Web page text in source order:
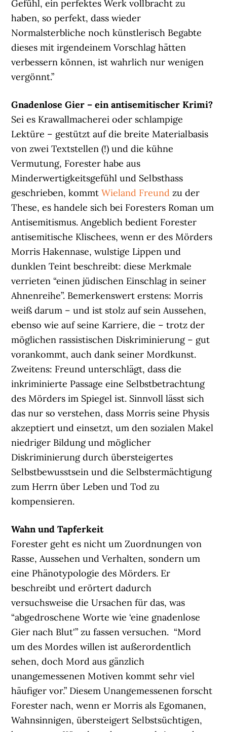
Gefühl, ein perfektes Werk vollbracht zu
haben, so perfekt, dass wieder
Normalsterbliche noch künstlerisch Begabte
dieses mit irgendeinem Vorschlag hätten
verbessern können, ist wahrlich nur wenigen
vergönnt.”
Gnadenlose Gier – ein antisemitischer Krimi?
Sei es Krawallmacherei oder schlampige
Lektüre – gestützt auf die breite Materialbasis
von zwei Textstellen (!) und die kühne
Vermutung, Forester habe aus
Minderwertigkeitsgefühl und Selbsthass
geschrieben, kommtWieland Freund zu der
These, es handele sich bei Foresters Roman um
Antisemitismus. Angeblich bedient Forester
antisemitische Klischees, wenn er des Mörders
Morris Hakennase, wulstige Lippen und
dunklen Teint beschreibt: diese Merkmale
verrieten “einen jüdischen Einschlag in seiner
Ahnenreihe”. Bemerkenswert erstens: Morris
weiß darum – und ist stolz auf sein Aussehen,
ebenso wie auf seine Karriere, die – trotz der
möglichen rassistischen Diskriminierung – gut
vorankommt, auch dank seiner Mordkunst.
Zweitens: Freund unterschlägt, dass die
inkriminierte Passage eine Selbstbetrachtung
des Mörders im Spiegel ist. Sinnvoll lässt sich
das nur so verstehen, dass Morris seine Physis
akzeptiert und einsetzt, um den sozialen Makel
niedriger Bildung und möglicher
Diskriminierung durch übersteigertes
Selbstbewusstsein und die Selbstermächtigung
zum Herrn über Leben und Tod zu
kompensieren.
Wahn und Tapferkeit
Forester geht es nicht um Zuordnungen von
Rasse, Aussehen und Verhalten, sondern um
eine Phänotypologie des Mörders. Er
beschreibt und erörtert dadurch
versuchsweise die Ursachen für das, was
“abgedroschene Worte wie ‘eine gnadenlose
Gier nach Blut'” zu fassen versuchen. “Mord
um des Mordes willen ist außerordentlich
sehen, doch Mord aus gänzlich
unangemessenen Motiven kommt sehr viel
häufiger vor.” Diesem Unangemessenen forscht
Forester nach, wenn er Morris als Egomanen,
Wahnsinnigen, übersteigert Selbstsüchtigen,